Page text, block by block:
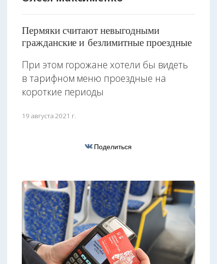
Пермяки считают невыгодными
гражданские и безлимитные проездные
При этом горожане хотели бы видеть
в тарифном меню проездные на
короткие периоды
19 августа 2021 г.
Поделиться